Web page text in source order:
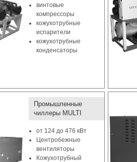
винтовые
компрессоры
кожухотрубные
испарители
кожухотрубные
конденсаторы
Промышленные
чиллеры MULTI
от 124 до 476 кВт
Центробежные
вентиляторы
Кожухотрубный